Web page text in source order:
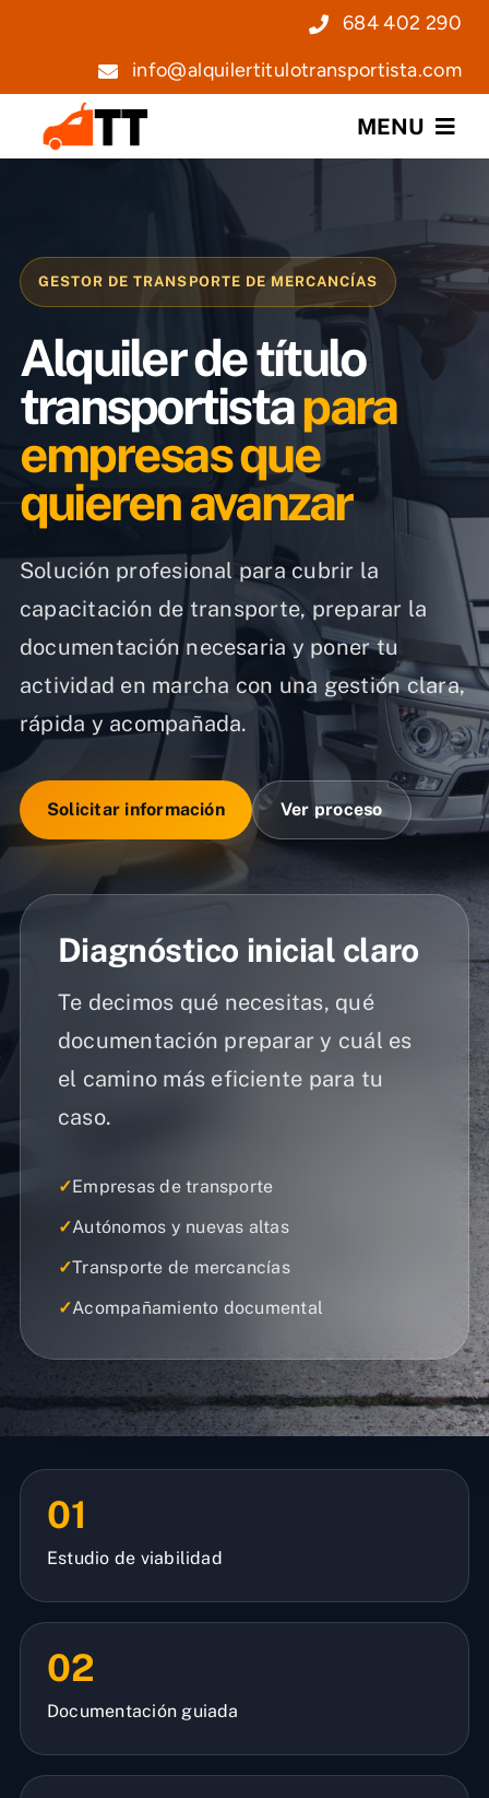
684 402 290
info@alquilertitulotransportista.com
MENU
Servicios
Noticias
Contacto
GESTOR DE TRANSPORTE DE MERCANCÍAS
Alquiler de título
transportistapara
empresas que
quieren avanzar
Solución profesional para cubrir la
capacitación de transporte, preparar la
documentación necesaria y poner tu
actividad en marcha con una gestión clara,
rápida y acompañada.
Solicitar información Ver proceso
Diagnóstico inicial claro
Te decimos qué necesitas, qué
documentación preparar y cuál es
el camino más eficiente para tu
caso.
✓Empresas de transporte
✓Autónomos y nuevas altas
✓Transporte de mercancías
✓Acompañamiento documental
01
Estudio de viabilidad
02
Documentación guiada